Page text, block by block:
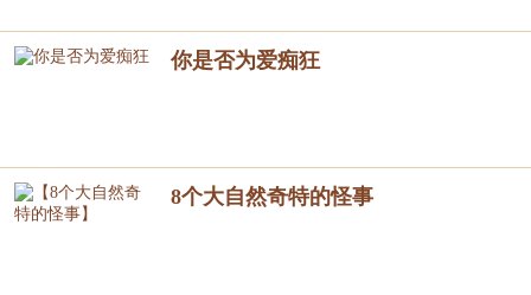
你是否为爱痴狂
8个大自然奇特的怪事